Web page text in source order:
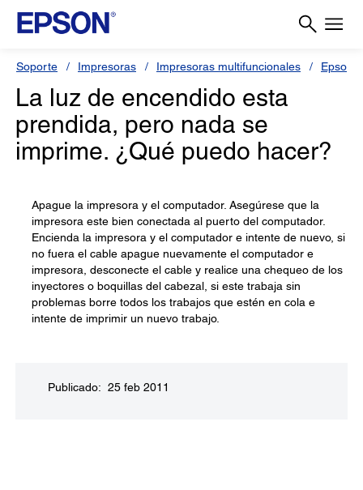
Soporte Impresoras Impresoras multifuncionales Epson
La luz de encendido esta
prendida, pero nada se
imprime. ¿Qué puedo hacer?
Apague la impresora y el computador. Asegúrese que la
impresora este bien conectada al puerto del computador.
Encienda la impresora y el computador e intente de nuevo, si
no fuera el cable apague nuevamente el computador e
impresora, desconecte el cable y realice una chequeo de los
inyectores o boquillas del cabezal, si este trabaja sin
problemas borre todos los trabajos que estén en cola e
intente de imprimir un nuevo trabajo.
Publicado: 25 feb 2011